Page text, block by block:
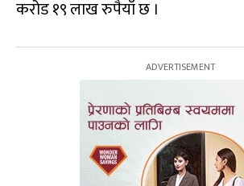
करोड १९ लाख रुपैयाँ छ ।